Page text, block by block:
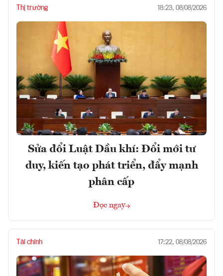
Thị trường 18:23, 08/08/2026
Sửa đổi Luật Dầu khí: Đổi mới tư
duy, kiến tạo phát triển, đẩy mạnh
phân cấp
Đọc ngay
Tài chính 17:22, 08/08/2026